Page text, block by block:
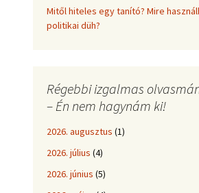
Mitől hiteles egy tanító? Mire
politikai düh?
Régebbi izgalmas
– Én nem hagynám ki!
2026. augusztus (1)
2026. július (4)
2026. június (5)